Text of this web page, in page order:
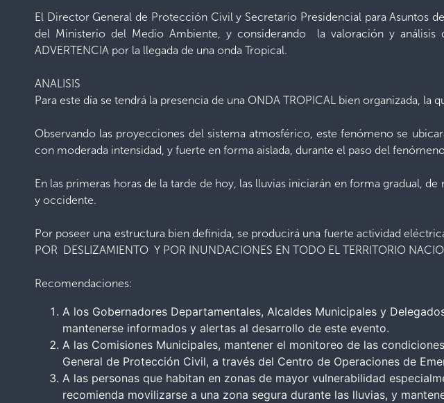
El Director General de Protección Civil y Secretario Presidencial para
del Ministerio del Medio Ambiente, y considerando la valoración y
ADVERTENCIA por la llegada de una onda Tropical.
ANALISIS
Para este día se tendrá la presencia de una ONDA TROPICAL bien organizada, la
Observando las proyecciones del sistema atmosférico, este fenómeno se
con moderada intensidad, y fuerte en forma aislada, durante el paso del
En las primeras horas de la tarde de hoy, las lluvias iniciarán en forma gradual,
y occidente.
Por poseer una estructura bien definida, se producirá una fuerte actividad
POR DESLIZAMIENTO Y POR INUNDACIONES EN TODO EL TERRITORIO
Recomendaciones:
A los Gobernadores Departamentales, Alcaldes Municipales y
mantenerse informados y alertas al desarrollo de este evento.
A las Comisiones Municipales, mantener el monitoreo de las
General de Protección Civil, a través del Centro de Operaciones de
A las personas que habitan en zonas de mayor vulnerabilidad
recomienda movilizarse a una zona segura durante las lluvias, y